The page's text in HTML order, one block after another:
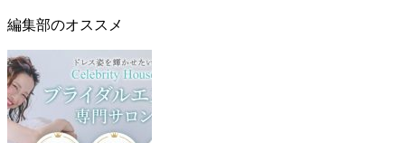
編集部のオススメ